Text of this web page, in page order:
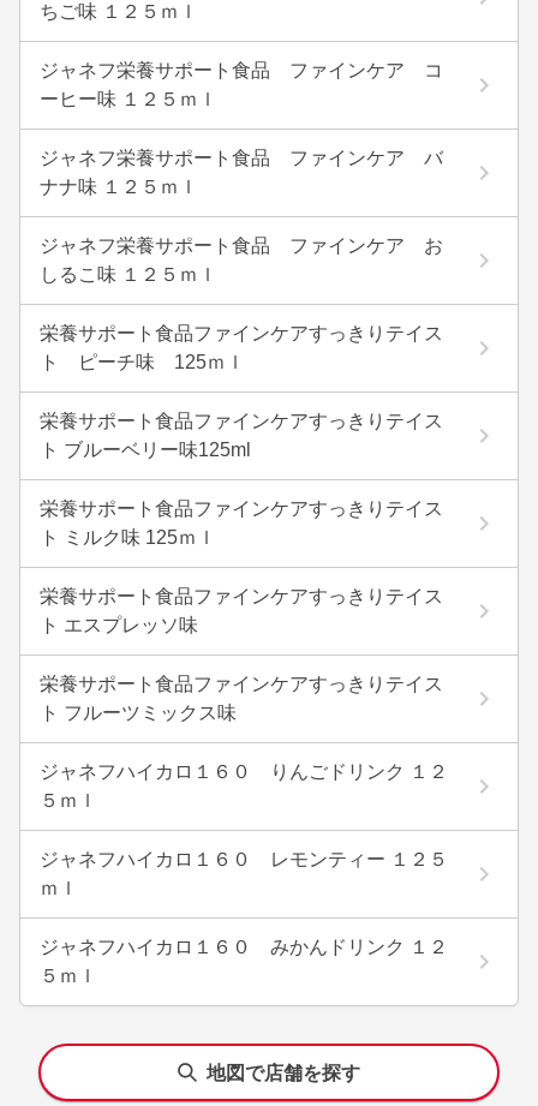
ちご味 １２５ｍｌ
ジャネフ栄養サポート食品 ファインケア コ
ーヒー味 １２５ｍｌ
ジャネフ栄養サポート食品 ファインケア バ
ナナ味 １２５ｍｌ
ジャネフ栄養サポート食品 ファインケア お
しるこ味 １２５ｍｌ
栄養サポート食品ファインケアすっきりテイス
ト ピーチ味 125ｍｌ
栄養サポート食品ファインケアすっきりテイス
ト ブルーベリー味125ml
栄養サポート食品ファインケアすっきりテイス
ト ミルク味 125ｍｌ
栄養サポート食品ファインケアすっきりテイス
ト エスプレッソ味
栄養サポート食品ファインケアすっきりテイス
ト フルーツミックス味
ジャネフハイカロ１６０ りんごドリンク １２
５ｍｌ
ジャネフハイカロ１６０ レモンティー １２５
ｍｌ
ジャネフハイカロ１６０ みかんドリンク １２
５ｍｌ
地図で店舗を探す